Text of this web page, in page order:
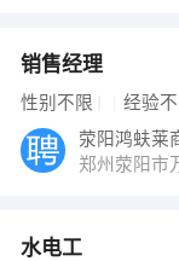
销售经理
性别不限 经验
荥阳鸿蚨莱
郑州荥阳市
水电工